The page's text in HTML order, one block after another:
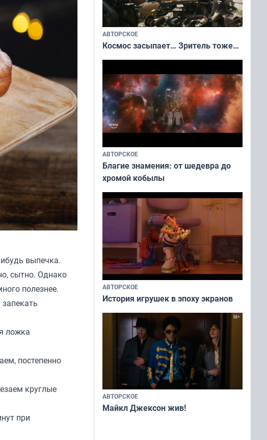
выпечка.
сытно. Однако
полезнее.
ложка
постепенно
круглые
при
АВТОРСКОЕ
Космос засыпает… Зритель тоже…
АВТОРСКОЕ
Благие знамения: от шедевра до
хромой кобылы
АВТОРСКОЕ
История игрушек в эпоху экранов
АВТОРСКОЕ
Майкл Джексон жив!